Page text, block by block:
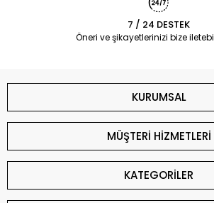
7 / 24 DESTEK
Öneri ve şikayetlerinizi bize
KURUMSAL
MÜŞTERİ HİZMETLERİ
KATEGORİLER